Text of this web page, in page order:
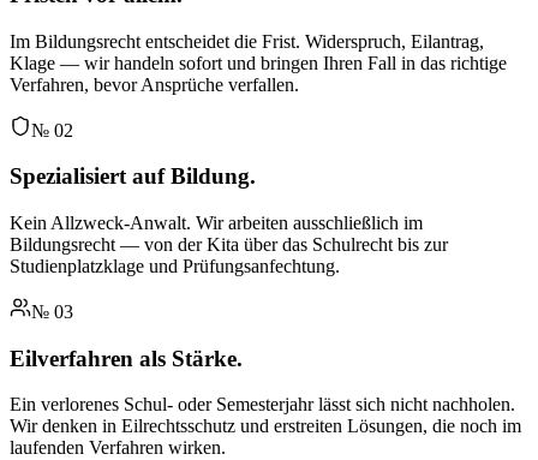
Im Bildungsrecht entscheidet die Frist. Widerspruch, Eilantrag,
Klage — wir handeln sofort und bringen Ihren Fall in das richtige
Verfahren, bevor Ansprüche verfallen.
№ 02
Spezialisiert auf Bildung.
Kein Allzweck-Anwalt. Wir arbeiten ausschließlich im
Bildungsrecht — von der Kita über das Schulrecht bis zur
Studienplatzklage und Prüfungsanfechtung.
№ 03
Eilverfahren als Stärke.
Ein verlorenes Schul- oder Semesterjahr lässt sich nicht nachholen.
Wir denken in Eilrechtsschutz und erstreiten Lösungen, die noch im
laufenden Verfahren wirken.